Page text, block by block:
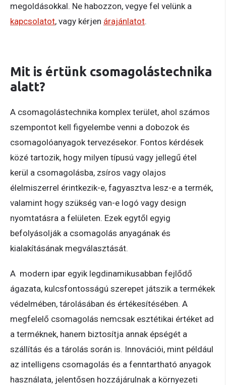
megoldásokkal. Ne habozzon, vegye fel velünk a
kapcsolatot, vagy kérjen árajánlatot.
Mit is értünk csomagolástechnika
alatt?
A csomagolástechnika komplex terület, ahol számos
szempontot kell figyelembe venni a dobozok és
csomagolóanyagok tervezésekor. Fontos kérdések
közé tartozik, hogy milyen típusú vagy jellegű étel
kerül a csomagolásba, zsíros vagy olajos
élelmiszerrel érintkezik-e, fagyasztva lesz-e a termék,
valamint hogy szükség van-e logó vagy design
nyomtatásra a felületen. Ezek egytől egyig
befolyásolják a csomagolás anyagának és
kialakításának megválasztását.
A modern ipar egyik legdinamikusabban fejlődő
ágazata, kulcsfontosságú szerepet játszik a termékek
védelmében, tárolásában és értékesítésében. A
megfelelő csomagolás nemcsak esztétikai értéket ad
a terméknek, hanem biztosítja annak épségét a
szállítás és a tárolás során is. Innovációi, mint például
az intelligens csomagolás és a fenntartható anyagok
használata, jelentősen hozzájárulnak a környezeti